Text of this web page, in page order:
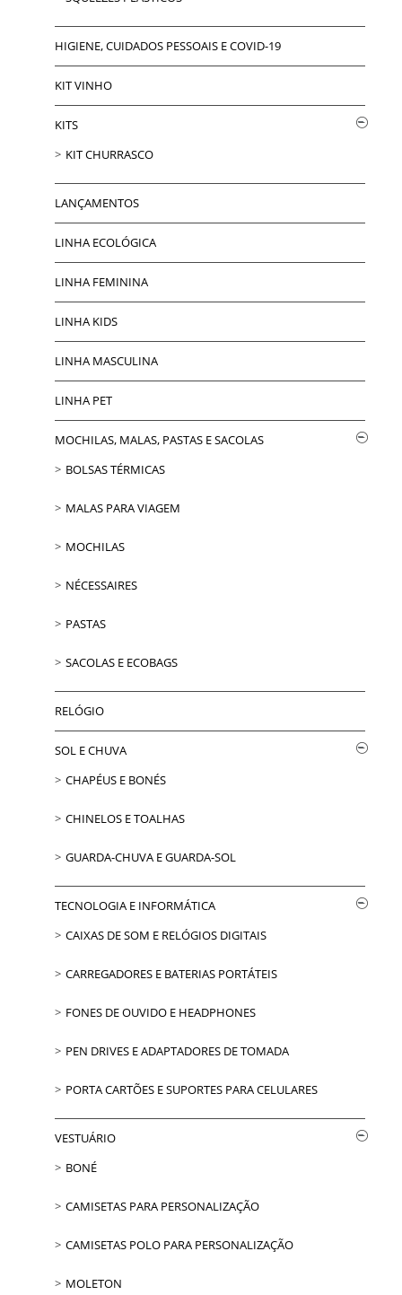
HIGIENE, CUIDADOS PESSOAIS E COVID-19
KIT VINHO
KITS
KIT CHURRASCO
LANÇAMENTOS
LINHA ECOLÓGICA
LINHA FEMININA
LINHA KIDS
LINHA MASCULINA
LINHA PET
MOCHILAS, MALAS, PASTAS E SACOLAS
BOLSAS TÉRMICAS
MALAS PARA VIAGEM
MOCHILAS
NÉCESSAIRES
PASTAS
SACOLAS E ECOBAGS
RELÓGIO
SOL E CHUVA
CHAPÉUS E BONÉS
CHINELOS E TOALHAS
GUARDA-CHUVA E GUARDA-SOL
TECNOLOGIA E INFORMÁTICA
CAIXAS DE SOM E RELÓGIOS DIGITAIS
CARREGADORES E BATERIAS PORTÁTEIS
FONES DE OUVIDO E HEADPHONES
PEN DRIVES E ADAPTADORES DE TOMADA
PORTA CARTÕES E SUPORTES PARA CELULARES
VESTUÁRIO
BONÉ
CAMISETAS PARA PERSONALIZAÇÃO
CAMISETAS POLO PARA PERSONALIZAÇÃO
MOLETON